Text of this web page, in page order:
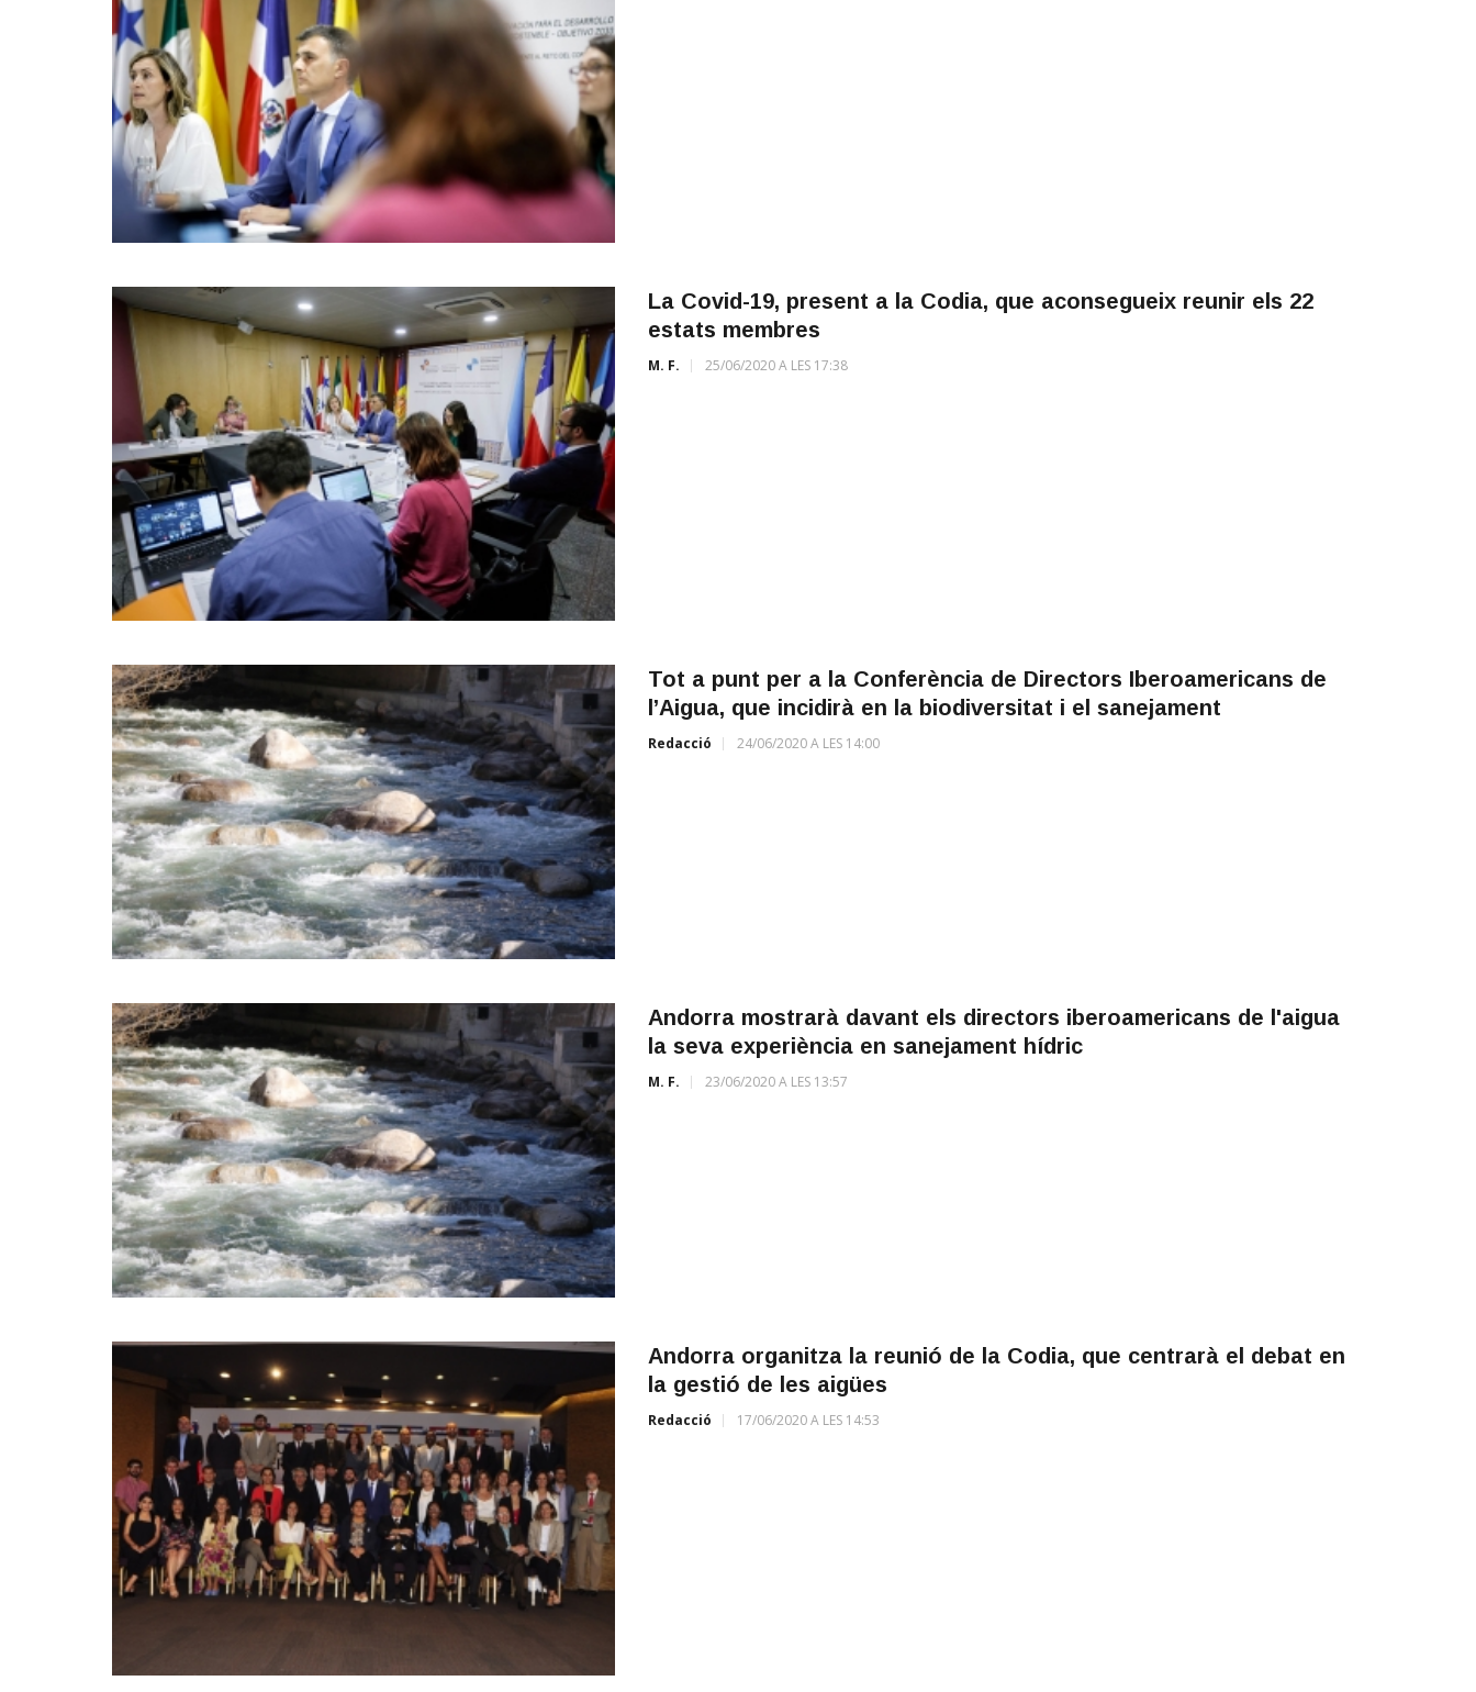
La Covid-19, present a la Codia, que aconsegueix reunir els 22
estats membres
M. F. 25/06/2020 A LES 17:38
Tot a punt per a la Conferència de Directors Iberoamericans de
l’Aigua, que incidirà en la biodiversitat i el sanejament
Redacció 24/06/2020 A LES 14:00
Andorra mostrarà davant els directors iberoamericans de l'aigua
la seva experiència en sanejament hídric
M. F. 23/06/2020 A LES 13:57
Andorra organitza la reunió de la Codia, que centrarà el debat en
la gestió de les aigües
Redacció 17/06/2020 A LES 14:53